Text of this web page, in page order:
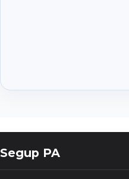
Segup PA